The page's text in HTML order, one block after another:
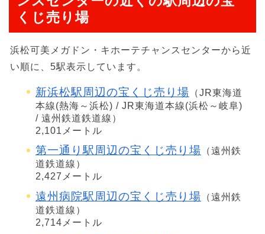
くじ売り場
浜松可美メガドン・キホーテチャンスセンターから近
い順に、5駅表示しています。
新浜松駅周辺の宝くじ売り場 （JR東海道
本線(熱海～浜松) / JR東海道本線(浜松～岐阜)
/ 遠州鉄道鉄道線）
2,101メートル
第一通り駅周辺の宝くじ売り場 （遠州鉄
道鉄道線）
2,427メートル
遠州病院駅周辺の宝くじ売り場 （遠州鉄
道鉄道線）
2,714メートル